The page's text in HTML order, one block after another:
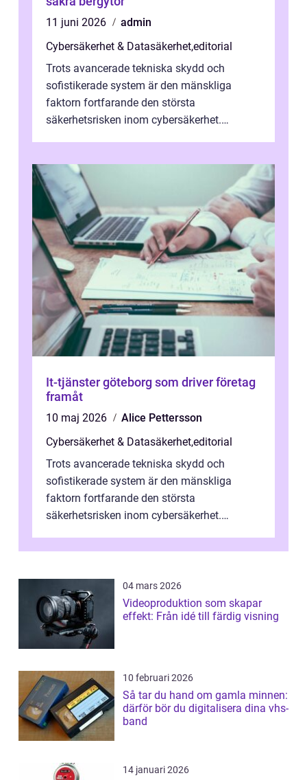
11 juni 2026
admin
Cybersäkerhet & Datasäkerhet,editorial
Trots avancerade tekniska skydd och
sofistikerade system är den mänskliga
faktorn fortfarande den största
säkerhetsrisken inom cybersäkerhet.
It-tjänster göteborg som driver företag
framåt
10 maj 2026
Alice Pettersson
Cybersäkerhet & Datasäkerhet,editorial
Trots avancerade tekniska skydd och
sofistikerade system är den mänskliga
faktorn fortfarande den största
säkerhetsrisken inom cybersäkerhet.
04 mars 2026
Videoproduktion som skapar
effekt: Från idé till färdig visning
10 februari 2026
Så tar du hand om gamla minnen:
därför bör du digitalisera dina vhs-
band
14 januari 2026